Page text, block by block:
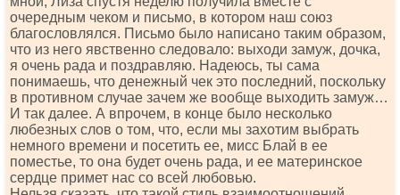
очередным чеком и письмо, в котором наш союз
благословлялся. Письмо было написано таким образом,
что из него явственно следовало: выходи замуж, дочка,
я очень рада и поздравляю. Надеюсь, ты сама
понимаешь, что денежный чек это последний, поскольку
в противном случае зачем же вообще выходить замуж…
И так далее. А впрочем, в конце было несколько
любезных слов о том, что, если мы захотим выбрать
немного времени и посетить ее, мисс Блай в ее
поместье, то она будет очень рада, и ее материнское
сердце примет нас со всей любовью.